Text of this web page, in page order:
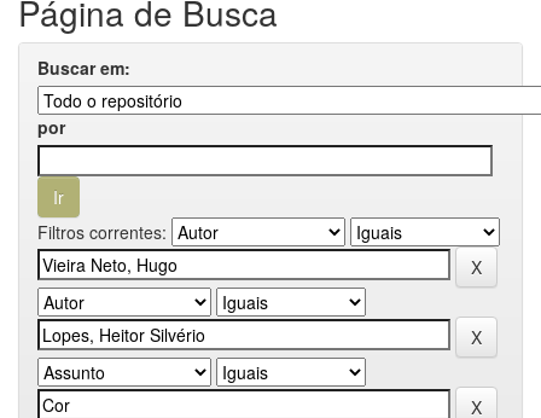
Página de Busca
Buscar em:
por
Filtros correntes: